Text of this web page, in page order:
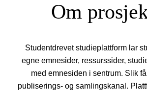
Om
Studentdrevet studieplattform lar
egne emnesider, ressurssider,
med emnesiden i sentrum. Slik
publiserings- og samlingskanal.